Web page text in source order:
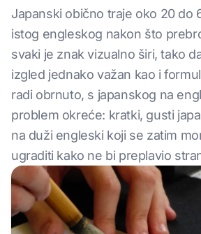
Japanski obično traje oko 20 do
istog engleskog nakon što
svaki je znak vizualno širi, tako
izgled jednako važan kao i
radi obrnuto, s japanskog na
problem okreće: kratki, gusti
na duži engleski koji se zatim
ugraditi kako ne bi preplavio